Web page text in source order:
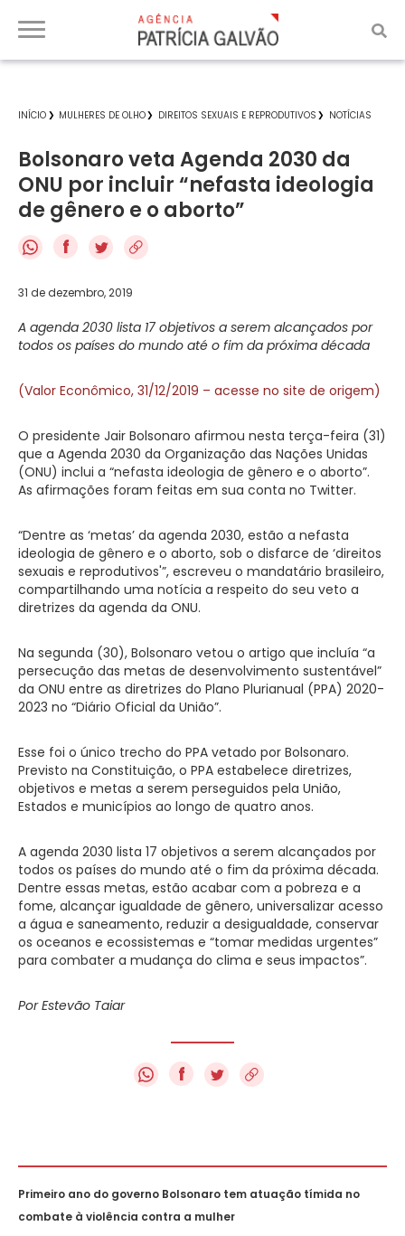
INÍCIO MULHERES DE OLHO DIREITOS SEXUAIS E REPRODUTIVOS NOTÍCIAS
Bolsonaro veta Agenda 2030 da
ONU por incluir “nefasta ideologia
de gênero e o aborto”
f
31 de dezembro, 2019
A agenda 2030 lista 17 objetivos a serem alcançados por
todos os países do mundo até o fim da próxima década
(Valor Econômico, 31/12/2019 – acesse no site de origem)
O presidente Jair Bolsonaro afirmou nesta terça-feira (31)
que a Agenda 2030 da Organização das Nações Unidas
(ONU) inclui a “nefasta ideologia de gênero e o aborto”.
As afirmações foram feitas em sua conta no Twitter.
“Dentre as ‘metas’ da agenda 2030, estão a nefasta
ideologia de gênero e o aborto, sob o disfarce de ‘direitos
sexuais e reprodutivos'”, escreveu o mandatário brasileiro,
compartilhando uma notícia a respeito do seu veto a
diretrizes da agenda da ONU.
Na segunda (30), Bolsonaro vetou o artigo que incluía “a
persecução das metas de desenvolvimento sustentável”
da ONU entre as diretrizes do Plano Plurianual (PPA) 2020-
2023 no “Diário Oficial da União”.
Esse foi o único trecho do PPA vetado por Bolsonaro.
Previsto na Constituição, o PPA estabelece diretrizes,
objetivos e metas a serem perseguidos pela União,
Estados e municípios ao longo de quatro anos.
A agenda 2030 lista 17 objetivos a serem alcançados por
todos os países do mundo até o fim da próxima década.
Dentre essas metas, estão acabar com a pobreza e a
fome, alcançar igualdade de gênero, universalizar acesso
a água e saneamento, reduzir a desigualdade, conservar
os oceanos e ecossistemas e “tomar medidas urgentes”
para combater a mudança do clima e seus impactos”.
Por Estevão Taiar
f
Primeiro ano do governo Bolsonaro tem atuação tímida no
combate à violência contra a mulher